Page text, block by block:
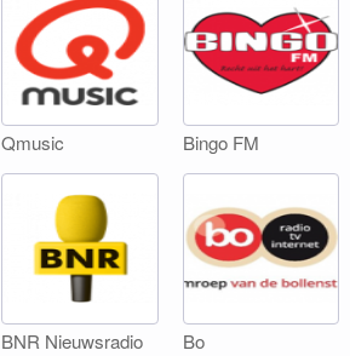
Qmusic Bingo FM
BNR Nieuwsradio Bo